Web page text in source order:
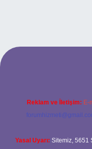
adresi
Reklam ve İletişim: E-
Yasal Uyarı: Sitemiz, 5651